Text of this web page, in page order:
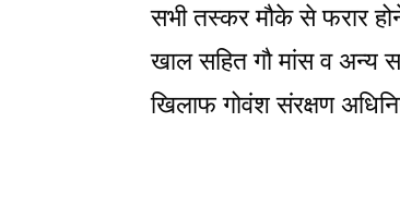
सभी तस्कर मौके से फरार
खाल सहित गौ मांस व अन्य
खिलाफ गोवंश संरक्षण